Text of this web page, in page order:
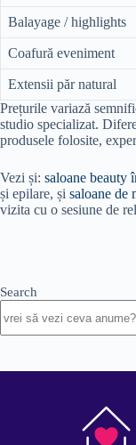
Balayage / highlights
Coafură eveniment
Extensii păr natural
Prețurile variază
studio specializat.
produsele folosite,
Vezi și: saloane beauty
și epilare, și saloane de
vizita cu o sesiune de
Search